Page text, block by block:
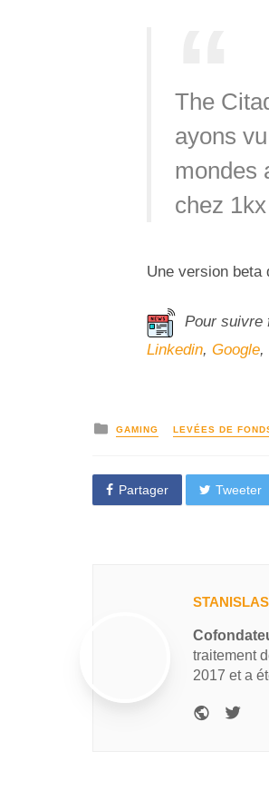
The
ayons
mondes
chez
Une version beta
Pour suivre
Linkedin, Google,
GAMING LEVÉES DE
Partager Tweeter
traitement
2017 et a